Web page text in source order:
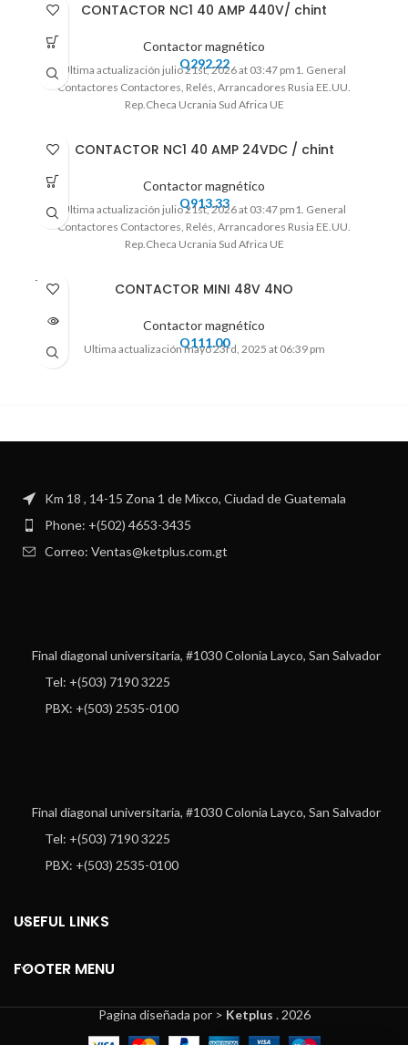
CONTACTOR NC1 40 AMP 440V/ chint
Contactor magnético
Q292.22
Ultima actualización julio 21st, 2026 at 03:47 pm1. General
Contactores Contactores, Relés, Arrancadores Rusia EE.UU.
Rep.Checa Ucrania Sud Africa UE
CONTACTOR NC1 40 AMP 24VDC / chint
Contactor magnético
Q913.33
Ultima actualización julio 21st, 2026 at 03:47 pm1. General
Contactores Contactores, Relés, Arrancadores Rusia EE.UU.
Rep.Checa Ucrania Sud Africa UE
VENDI
DO
CONTACTOR MINI 48V 4NO
Contactor magnético
Q111.00
Ultima actualización mayo 23rd, 2025 at 06:39 pm
Km 18 , 14-15 Zona 1 de Mixco, Ciudad de Guatemala
Phone: +(502) 4653-3435
Correo: Ventas@ketplus.com.gt
Final diagonal universitaria, #1030 Colonia Layco, San Salvador
Tel: +(503) 7190 3225
PBX: +(503) 2535-0100
Final diagonal universitaria, #1030 Colonia Layco, San Salvador
Tel: +(503) 7190 3225
PBX: +(503) 2535-0100
USEFUL LINKS
FOOTER MENU
Pagina diseñada por > Ketplus . 2026